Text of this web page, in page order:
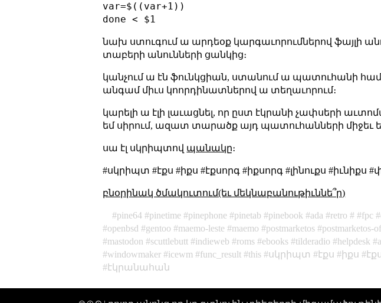
var=$((var+1))
նախ ստուգում ա արդեօք կարգաւորումներով ֆայլի
տաբերի անունների ցանկից։
կանչում ա էն ֆունկցիան, ստանում ա պատուհանի
անգամ միւս կոորդինատներով ա տեղաւորում։
կարելի ա էլի լաւացնել, որ ըստ էկրանի չափսերի
եմ սիրում, ազատ տարածք այդ պատուհանների միջեւ եւ
սա էլ սկրիպտով պանակը։
#սկրիպտ #էքս #իքս #էքսորգ #իքսորգ #լինուքս
բնօրինակ ծմակուտում(եւ մեկնաբանութիւննե՞ր)
pine64 pinetime pinephone pinetab pinebook ada retro fpc
openbsd
gentoo maemo-leste maemo postmarketos postmarketos-
mastodon
scuttlebutt indieweb roms ebooks tilderadio helpdesk
windowmaker
icewm func_result this սկրիպտ էքս իքս
էկրանահան